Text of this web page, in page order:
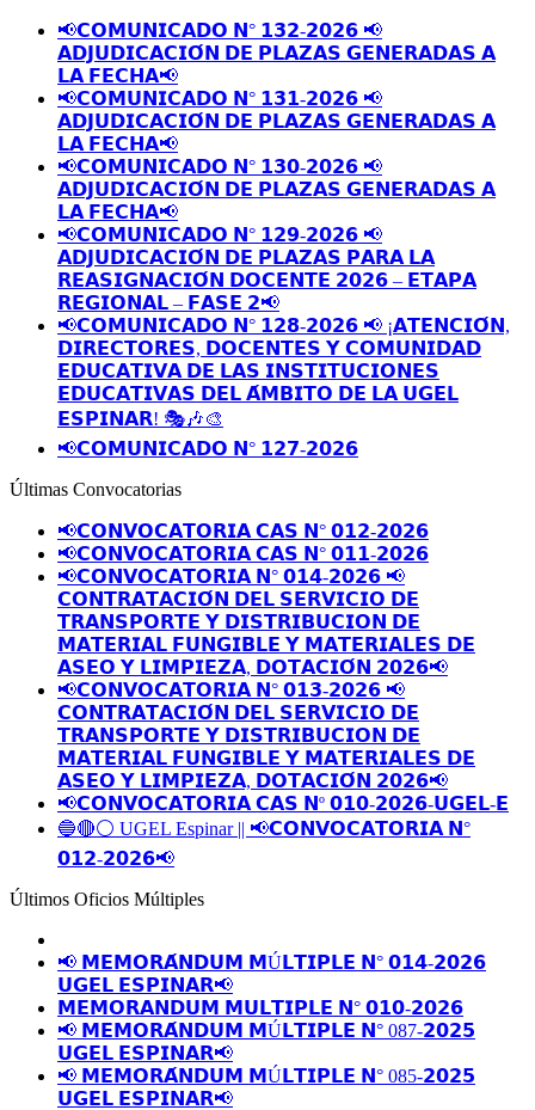
📢𝗖𝗢𝗠𝗨𝗡𝗜𝗖𝗔𝗗𝗢 𝗡° 𝟭𝟯𝟮-𝟮𝟬𝟮𝟲 📢
𝗔𝗗𝗝𝗨𝗗𝗜𝗖𝗔𝗖𝗜𝗢́𝗡 𝗗𝗘 𝗣𝗟𝗔𝗭𝗔𝗦 𝗚𝗘𝗡𝗘𝗥𝗔𝗗𝗔𝗦 𝗔
𝗟𝗔 𝗙𝗘𝗖𝗛𝗔📢
📢𝗖𝗢𝗠𝗨𝗡𝗜𝗖𝗔𝗗𝗢 𝗡° 𝟭𝟯𝟭-𝟮𝟬𝟮𝟲 📢
𝗔𝗗𝗝𝗨𝗗𝗜𝗖𝗔𝗖𝗜𝗢́𝗡 𝗗𝗘 𝗣𝗟𝗔𝗭𝗔𝗦 𝗚𝗘𝗡𝗘𝗥𝗔𝗗𝗔𝗦 𝗔
𝗟𝗔 𝗙𝗘𝗖𝗛𝗔📢
📢𝗖𝗢𝗠𝗨𝗡𝗜𝗖𝗔𝗗𝗢 𝗡° 𝟭𝟯𝟬-𝟮𝟬𝟮𝟲 📢
𝗔𝗗𝗝𝗨𝗗𝗜𝗖𝗔𝗖𝗜𝗢́𝗡 𝗗𝗘 𝗣𝗟𝗔𝗭𝗔𝗦 𝗚𝗘𝗡𝗘𝗥𝗔𝗗𝗔𝗦 𝗔
𝗟𝗔 𝗙𝗘𝗖𝗛𝗔📢
📢𝗖𝗢𝗠𝗨𝗡𝗜𝗖𝗔𝗗𝗢 𝗡° 𝟭𝟮𝟵-𝟮𝟬𝟮𝟲 📢
𝗔𝗗𝗝𝗨𝗗𝗜𝗖𝗔𝗖𝗜𝗢́𝗡 𝗗𝗘 𝗣𝗟𝗔𝗭𝗔𝗦 𝗣𝗔𝗥𝗔 𝗟𝗔
𝗥𝗘𝗔𝗦𝗜𝗚𝗡𝗔𝗖𝗜𝗢́𝗡 𝗗𝗢𝗖𝗘𝗡𝗧𝗘 𝟮𝟬𝟮𝟲 – 𝗘𝗧𝗔𝗣𝗔
𝗥𝗘𝗚𝗜𝗢𝗡𝗔𝗟 – 𝗙𝗔𝗦𝗘 𝟮📢
📢𝗖𝗢𝗠𝗨𝗡𝗜𝗖𝗔𝗗𝗢 𝗡° 𝟭𝟮𝟴-𝟮𝟬𝟮𝟲 📢 ¡𝗔𝗧𝗘𝗡𝗖𝗜𝗢́𝗡,
𝗗𝗜𝗥𝗘𝗖𝗧𝗢𝗥𝗘𝗦, 𝗗𝗢𝗖𝗘𝗡𝗧𝗘𝗦 𝗬 𝗖𝗢𝗠𝗨𝗡𝗜𝗗𝗔𝗗
𝗘𝗗𝗨𝗖𝗔𝗧𝗜𝗩𝗔 𝗗𝗘 𝗟𝗔𝗦 𝗜𝗡𝗦𝗧𝗜𝗧𝗨𝗖𝗜𝗢𝗡𝗘𝗦
𝗘𝗗𝗨𝗖𝗔𝗧𝗜𝗩𝗔𝗦 𝗗𝗘𝗟 𝗔́𝗠𝗕𝗜𝗧𝗢 𝗗𝗘 𝗟𝗔 𝗨𝗚𝗘𝗟
𝗘𝗦𝗣𝗜𝗡𝗔𝗥! 🎭🎶🎨
📢𝗖𝗢𝗠𝗨𝗡𝗜𝗖𝗔𝗗𝗢 𝗡° 𝟭𝟮𝟳-𝟮𝟬𝟮𝟲
Últimas Convocatorias
📢𝗖𝗢𝗡𝗩𝗢𝗖𝗔𝗧𝗢𝗥𝗜𝗔 𝗖𝗔𝗦 𝗡° 𝟬𝟭𝟮-𝟮𝟬𝟮𝟲
📢𝗖𝗢𝗡𝗩𝗢𝗖𝗔𝗧𝗢𝗥𝗜𝗔 𝗖𝗔𝗦 𝗡° 𝟬𝟭𝟭-𝟮𝟬𝟮𝟲
📢𝗖𝗢𝗡𝗩𝗢𝗖𝗔𝗧𝗢𝗥𝗜𝗔 𝗡° 𝟬𝟭𝟰-𝟮𝟬𝟮𝟲 📢
𝗖𝗢𝗡𝗧𝗥𝗔𝗧𝗔𝗖𝗜𝗢́𝗡 𝗗𝗘𝗟 𝗦𝗘𝗥𝗩𝗜𝗖𝗜𝗢 𝗗𝗘
𝗧𝗥𝗔𝗡𝗦𝗣𝗢𝗥𝗧𝗘 𝗬 𝗗𝗜𝗦𝗧𝗥𝗜𝗕𝗨𝗖𝗜𝗢𝗡 𝗗𝗘
𝗠𝗔𝗧𝗘𝗥𝗜𝗔𝗟 𝗙𝗨𝗡𝗚𝗜𝗕𝗟𝗘 𝗬 𝗠𝗔𝗧𝗘𝗥𝗜𝗔𝗟𝗘𝗦 𝗗𝗘
𝗔𝗦𝗘𝗢 𝗬 𝗟𝗜𝗠𝗣𝗜𝗘𝗭𝗔, 𝗗𝗢𝗧𝗔𝗖𝗜𝗢́𝗡 𝟮𝟬𝟮𝟲📢
📢𝗖𝗢𝗡𝗩𝗢𝗖𝗔𝗧𝗢𝗥𝗜𝗔 𝗡° 𝟬𝟭𝟯-𝟮𝟬𝟮𝟲 📢
𝗖𝗢𝗡𝗧𝗥𝗔𝗧𝗔𝗖𝗜𝗢́𝗡 𝗗𝗘𝗟 𝗦𝗘𝗥𝗩𝗜𝗖𝗜𝗢 𝗗𝗘
𝗧𝗥𝗔𝗡𝗦𝗣𝗢𝗥𝗧𝗘 𝗬 𝗗𝗜𝗦𝗧𝗥𝗜𝗕𝗨𝗖𝗜𝗢𝗡 𝗗𝗘
𝗠𝗔𝗧𝗘𝗥𝗜𝗔𝗟 𝗙𝗨𝗡𝗚𝗜𝗕𝗟𝗘 𝗬 𝗠𝗔𝗧𝗘𝗥𝗜𝗔𝗟𝗘𝗦 𝗗𝗘
𝗔𝗦𝗘𝗢 𝗬 𝗟𝗜𝗠𝗣𝗜𝗘𝗭𝗔, 𝗗𝗢𝗧𝗔𝗖𝗜𝗢́𝗡 𝟮𝟬𝟮𝟲📢
📢𝗖𝗢𝗡𝗩𝗢𝗖𝗔𝗧𝗢𝗥𝗜𝗔 𝗖𝗔𝗦 𝗡º 𝟬𝟭𝟬-𝟮𝟬𝟮𝟲-𝗨𝗚𝗘𝗟-𝗘
🔵🔴⚪️ UGEL Espinar || 📢𝗖𝗢𝗡𝗩𝗢𝗖𝗔𝗧𝗢𝗥𝗜𝗔 𝗡°
𝟬𝟭𝟮-𝟮𝟬𝟮𝟲📢
Últimos Oficios Múltiples
📢 𝗠𝗘𝗠𝗢𝗥𝗔́𝗡𝗗𝗨𝗠 𝗠Ú𝗟𝗧𝗜𝗣𝗟𝗘 𝗡° 𝟬𝟭𝟰-𝟮𝟬𝟮𝟲
𝗨𝗚𝗘𝗟 𝗘𝗦𝗣𝗜𝗡𝗔𝗥📢
𝗠𝗘𝗠𝗢𝗥𝗔𝗡𝗗𝗨𝗠 𝗠𝗨𝗟𝗧𝗜𝗣𝗟𝗘 𝗡° 𝟬𝟭𝟬-𝟮𝟬𝟮𝟲
📢 𝗠𝗘𝗠𝗢𝗥𝗔́𝗡𝗗𝗨𝗠 𝗠Ú𝗟𝗧𝗜𝗣𝗟𝗘 𝗡° 087-𝟮𝟬𝟮𝟱
𝗨𝗚𝗘𝗟 𝗘𝗦𝗣𝗜𝗡𝗔𝗥📢
📢 𝗠𝗘𝗠𝗢𝗥𝗔́𝗡𝗗𝗨𝗠 𝗠Ú𝗟𝗧𝗜𝗣𝗟𝗘 𝗡° 085-𝟮𝟬𝟮𝟱
𝗨𝗚𝗘𝗟 𝗘𝗦𝗣𝗜𝗡𝗔𝗥📢